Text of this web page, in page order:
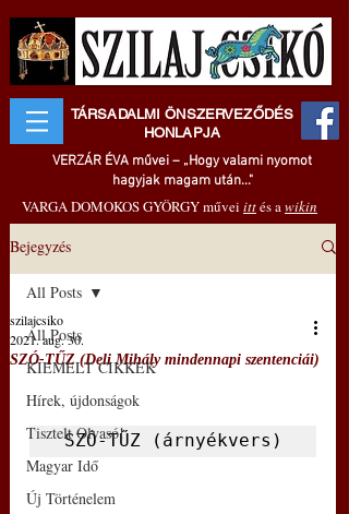
TÁRSADALMI ÖNSZERVEZŐDÉS
HONLAPJA
VERZÁR ÉVA művei – „Hogy valami nyomot
hagyjak magam után..."
VARGA DOMOKOS GYÖRGY művei ittés awikin
Bejegyzés
All Posts
KIEMELT CIKKEK
Hírek, újdonságok
Tisztelt Olvasó!
Magyar Idő
Új Történelem
All Posts
SZÓ-TŰZ (Deli Mihály mindennapi szentenciái)
szilajcsiko
2021. aug. 30.
SZÓ-TŰZ (árnyékvers)